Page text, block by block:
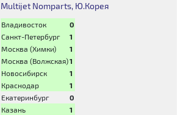
Multijet Nomparts, Ю.Корея
Владивосток
0
Санкт-Петербург
1
Москва (Химки)
1
Москва (Волжская)1
Новосибирск
1
Краснодар
1
Екатеринбург
0
Казань
1